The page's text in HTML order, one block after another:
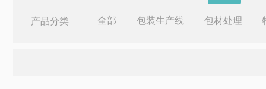
产品分类 全部 包装生产线 包材处理